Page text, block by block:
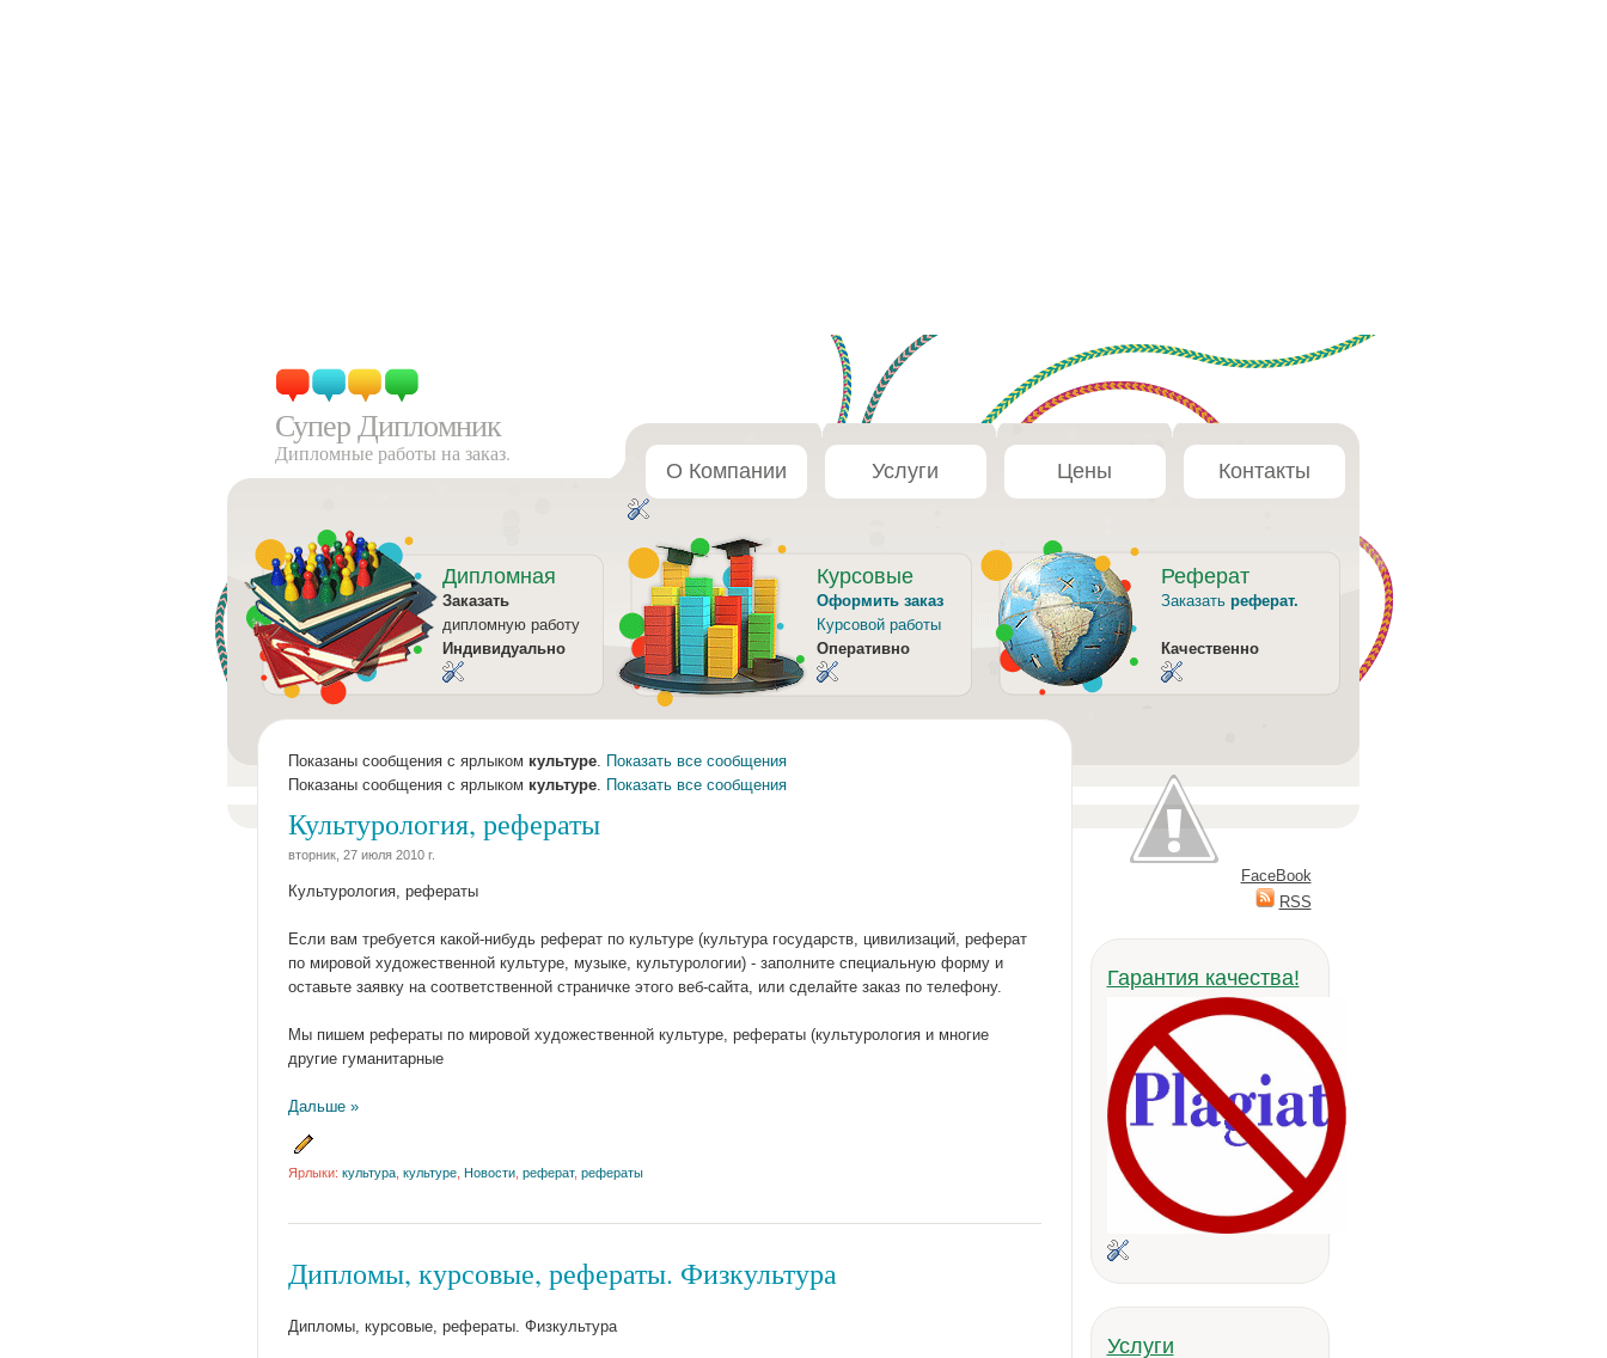
Супер Дипломник
Дипломные работы на заказ.
О Компании Услуги Цены Контакты
Дипломная
Заказать
дипломную работу
Индивидуально
Курсовые
Оформить заказ
Курсовой работы
Оперативно
Реферат
Заказать реферат.
Качественно
Показаны сообщения с ярлыком культуре. Показать все сообщения
Показаны сообщения с ярлыком культуре. Показать все сообщения
Культурология, рефераты
вторник, 27 июля 2010 г.
Культурология, рефераты
Если вам требуется какой-нибудь реферат по культуре (культура государств, цивилизаций, реферат
по мировой художественной культуре, музыке, культурологии) - заполните специальную форму и
оставьте заявку на соответственной страничке этого веб-сайта, или сделайте заказ по телефону.
Мы пишем рефераты по мировой художественной культуре, рефераты (культурология и многие
другие гуманитарные
Дальше »
Ярлыки: культура, культуре, Новости, реферат, рефераты
Дипломы, курсовые, рефераты. Физкультура
Дипломы, курсовые, рефераты. Физкультура
FaceBook
RSS
Гарантия качества!
Услуги